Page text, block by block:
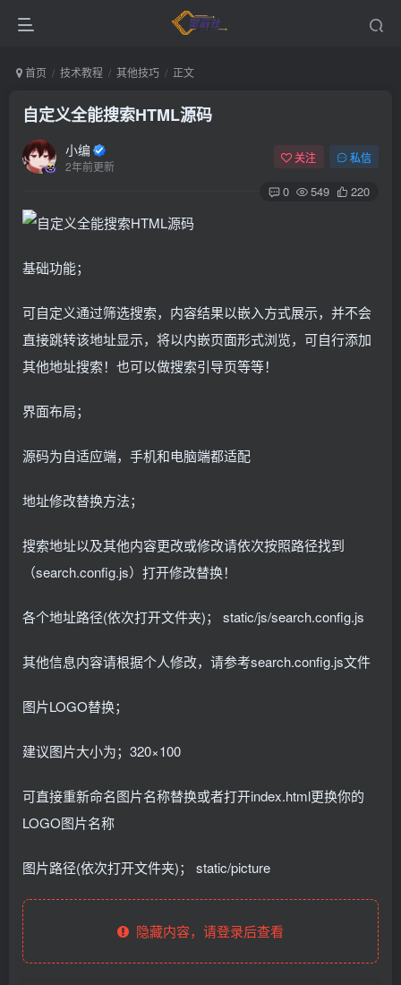
首页 技术教程 其他技巧 正文
自定义全能搜索HTML源码
小编
2年前更新
关注 私信
0 549 220
基础功能；
可自定义通过筛选搜索，内容结果以嵌入方式展示，并不会
直接跳转该地址显示，将以内嵌页面形式浏览，可自行添加
其他地址搜索！也可以做搜索引导页等等！
界面布局；
源码为自适应端，手机和电脑端都适配
地址修改替换方法；
搜索地址以及其他内容更改或修改请依次按照路径找到
（search.config.js）打开修改替换！
各个地址路径(依次打开文件夹)； static/js/search.config.js
其他信息内容请根据个人修改，请参考search.config.js文件
图片LOGO替换；
建议图片大小为；320×100
可直接重新命名图片名称替换或者打开index.html更换你的
LOGO图片名称
图片路径(依次打开文件夹)； static/picture
隐藏内容，请登录后查看